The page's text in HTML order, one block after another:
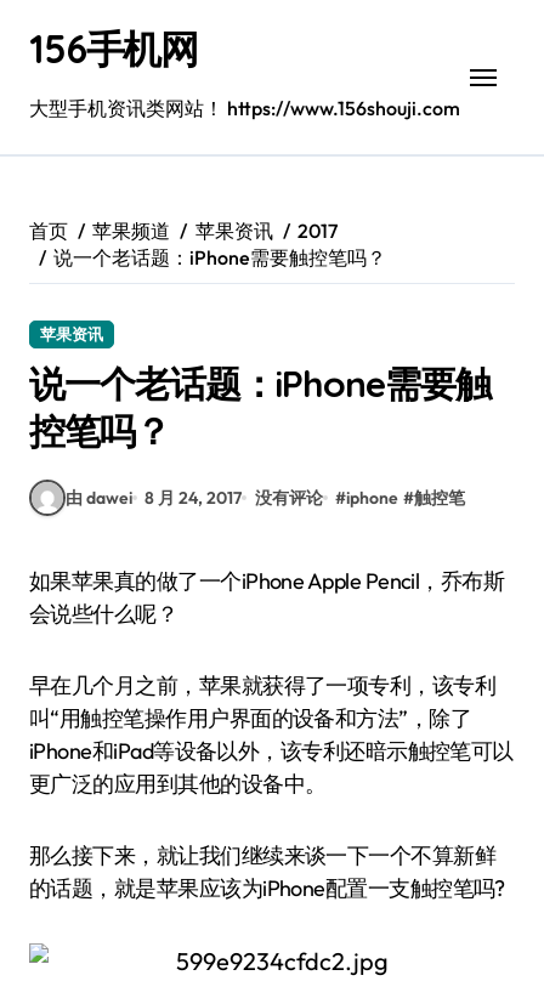
156手机网
大型手机资讯类网站！ https://www.156shouji.com
首页 苹果频道 苹果资讯
2017
说一个老话题：iPhone需要触控笔吗？
苹果资讯
说一个老话题：iPhone需要触
控笔吗？
由 dawei 8 月 24, 2017 没有评论 #iphone #触控笔
如果苹果真的做了一个iPhone Apple Pencil，乔布斯
会说些什么呢？
早在几个月之前，苹果就获得了一项专利，该专利
叫“用触控笔操作用户界面的设备和方法”，除了
iPhone和iPad等设备以外，该专利还暗示触控笔可以
更广泛的应用到其他的设备中。
那么接下来，就让我们继续来谈一下一个不算新鲜
的话题，就是苹果应该为iPhone配置一支触控笔吗?